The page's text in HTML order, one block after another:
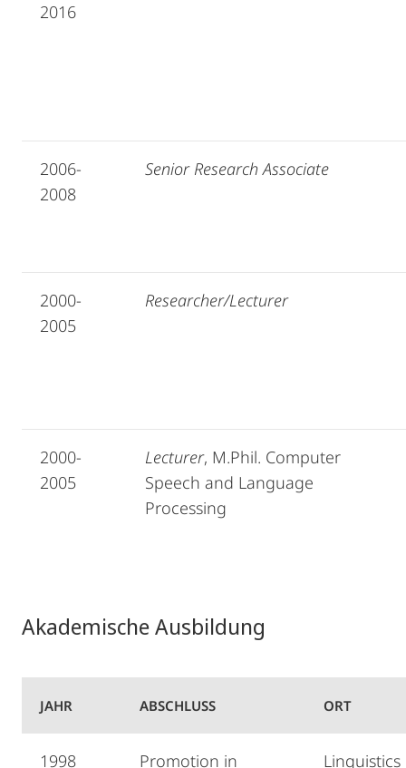
2016
2006-
2008
Senior Research Associate
2000-
2005
Researcher/Lecturer
2000-
2005
Lecturer, M.Phil. Computer
Speech and Language
Processing
Akademische Ausbildung
JAHR ABSCHLUSS ORT
1998 Promotion in Linguistics